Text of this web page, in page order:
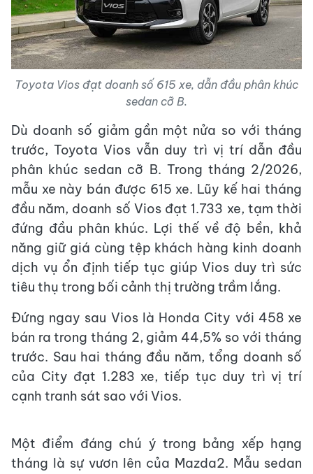
Toyota Vios đạt doanh số 615 xe, dẫn đầu phân khúc
sedan cỡ B.
Dù doanh số giảm gần một nửa so với tháng
trước, Toyota Vios vẫn duy trì vị trí dẫn đầu
phân khúc sedan cỡ B. Trong tháng 2/2026,
mẫu xe này bán được 615 xe. Lũy kế hai tháng
đầu năm, doanh số Vios đạt 1.733 xe, tạm thời
đứng đầu phân khúc. Lợi thế về độ bền, khả
năng giữ giá cùng tệp khách hàng kinh doanh
dịch vụ ổn định tiếp tục giúp Vios duy trì sức
tiêu thụ trong bối cảnh thị trường trầm lắng.
Đứng ngay sau Vios là Honda City với 458 xe
bán ra trong tháng 2, giảm 44,5% so với tháng
trước. Sau hai tháng đầu năm, tổng doanh số
của City đạt 1.283 xe, tiếp tục duy trì vị trí
cạnh tranh sát sao với Vios.
Một điểm đáng chú ý trong bảng xếp hạng
tháng là sự vươn lên của Mazda2. Mẫu sedan